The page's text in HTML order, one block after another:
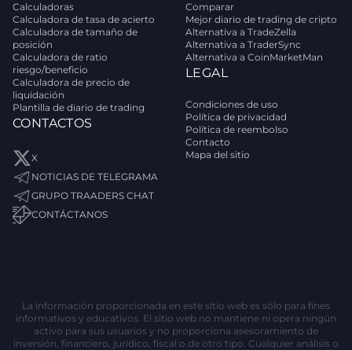
Calculadoras
Calculadora de tasa de acierto
Calculadora de tamaño de
posición
Calculadora de ratio
riesgo/beneficio
Calculadora de precio de
liquidación
Plantilla de diario de trading
CONTACTOS
X
NOTICIAS DE TELEGRAMA
GRUPO TRAADERS CHAT
CONTÁCTANOS
Comparar
Mejor diario de trading de cripto
Alternativa a TradeZella
Alternativa a TraderSync
Alternativa a CoinMarketMan
LEGAL
Condiciones de uso
Política de privacidad
Política de reembolso
Contacto
Mapa del sitio
La información proporcionada en este sitio web es sólo para fines
informativos y educativos. El sitio web no mantiene ni opera ningún
activo para sus usuarios y no proporciona asesoramiento de
inversión, financiero, jurídico, fiscal o de otro tipo. Cualquier análisis o